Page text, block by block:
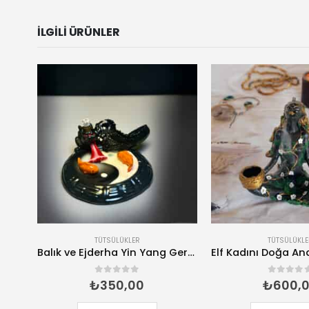
İLGILI ÜRÜNLER
Balık ve Ejderha Yin Yang Geri Akış Tütsülük – El Yapımı Tütsü Brülörü Elf Kadını Doğa Ana Gold Geri Akış Tütsülük- El Yapımı Tütsü Brülörü